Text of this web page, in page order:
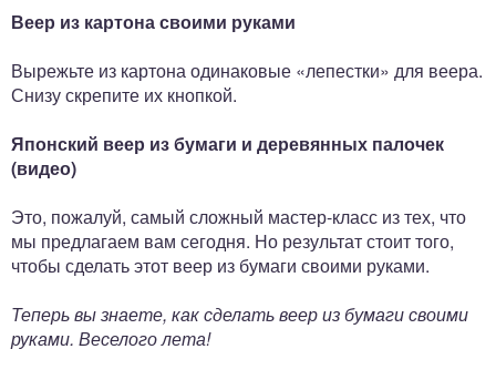
Веер из картона своими руками
Вырежьте из картона одинаковые «лепестки» для веера.
Снизу скрепите их кнопкой.
Японский веер из бумаги и деревянных палочек
(видео)
Это, пожалуй, самый сложный мастер-класс из тех, что
мы предлагаем вам сегодня. Но результат стоит того,
чтобы сделать этот веер из бумаги своими руками.
Теперь вы знаете, как сделать веер из бумаги своими
руками. Веселого лета!